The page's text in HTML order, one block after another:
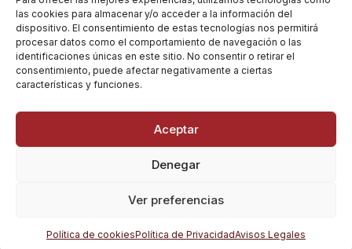
las cookies para almacenar y/o acceder a la información del
dispositivo. El consentimiento de estas tecnologías nos permitirá
procesar datos como el comportamiento de navegación o las
identificaciones únicas en este sitio. No consentir o retirar el
consentimiento, puede afectar negativamente a ciertas
características y funciones.
Aceptar
Denegar
Ver preferencias
Política de cookiesPolítica de PrivacidadAvisos Legales
© 1967 - 2026 Embutidos El Pipi · Registro Sanitario
❄️ Envío refrigerado · 👨‍🍳 Producto artesanal · ❤️ Hecho en